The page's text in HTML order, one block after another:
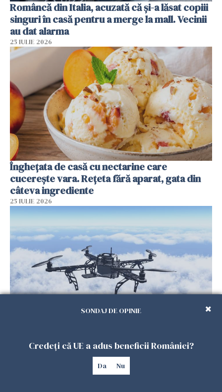
Româncă din Italia, acuzată că și-a lăsat copiii
singuri în casă pentru a merge la mall. Vecinii
au dat alarma
25 IULIE 2026
Înghețata de casă cu nectarine care
cucerește vara. Rețeta fără aparat, gata din
câteva ingrediente
25 IULIE 2026
aerian al României
SONDAJ DE OPINIE
Credeți că UE a adus beneficii României?
Da Nu